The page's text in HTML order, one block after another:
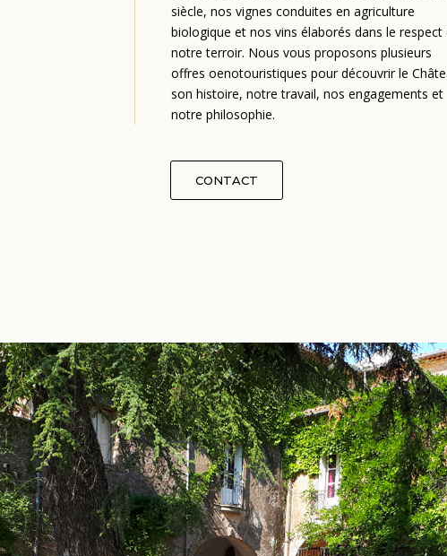
siècle, nos vignes conduites en agriculture
biologique et nos vins élaborés dans le respect
notre terroir. Nous vous proposons plusieurs
offres oenotouristiques pour découvrir le
son histoire, notre travail, nos engagements et
notre philosophie.
CONTACT